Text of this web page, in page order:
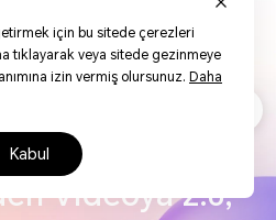
Videoya 2.0,
için bu sitede çerezleri
tıklayarak veya sitede gezinmeye
izin vermiş olursunuz. Daha
kabul